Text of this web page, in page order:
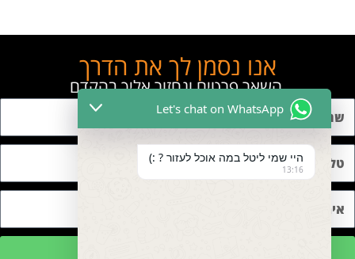
אנו נסמן לך את הדרך
השאר פרטים ונחזור אליך בהקדם
Let's chat on WhatsApp
היי שמי ליטל במה אוכל לעזור ? :)
13:16